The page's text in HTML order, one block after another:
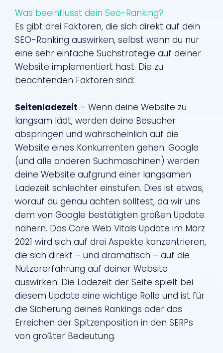
Was beeinflusst dein Seo-Ranking?
Es gibt drei Faktoren, die sich direkt auf dein
SEO-Ranking auswirken, selbst wenn du nur
eine sehr einfache Suchstrategie auf deiner
Website implementiert hast. Die zu
beachtenden Faktoren sind:
Seitenladezeit – Wenn deine Website zu
langsam lädt, werden deine Besucher
abspringen und wahrscheinlich auf die
Website eines Konkurrenten gehen. Google
(und alle anderen Suchmaschinen) werden
deine Website aufgrund einer langsamen
Ladezeit schlechter einstufen. Dies ist etwas,
worauf du genau achten solltest, da wir uns
dem von Google bestätigten großen Update
nähern. Das Core Web Vitals Update im März
2021 wird sich auf drei Aspekte konzentrieren,
die sich direkt – und dramatisch – auf die
Nutzererfahrung auf deiner Website
auswirken. Die Ladezeit der Seite spielt bei
diesem Update eine wichtige Rolle und ist für
die Sicherung deines Rankings oder das
Erreichen der Spitzenposition in den SERPs
von größter Bedeutung.